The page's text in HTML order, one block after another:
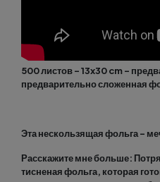
500 листов - 13x30 cm -
предварительно сложенная
Эта нескользящая фольга -
Расскажите мне больше:
тисненая фольга, которая